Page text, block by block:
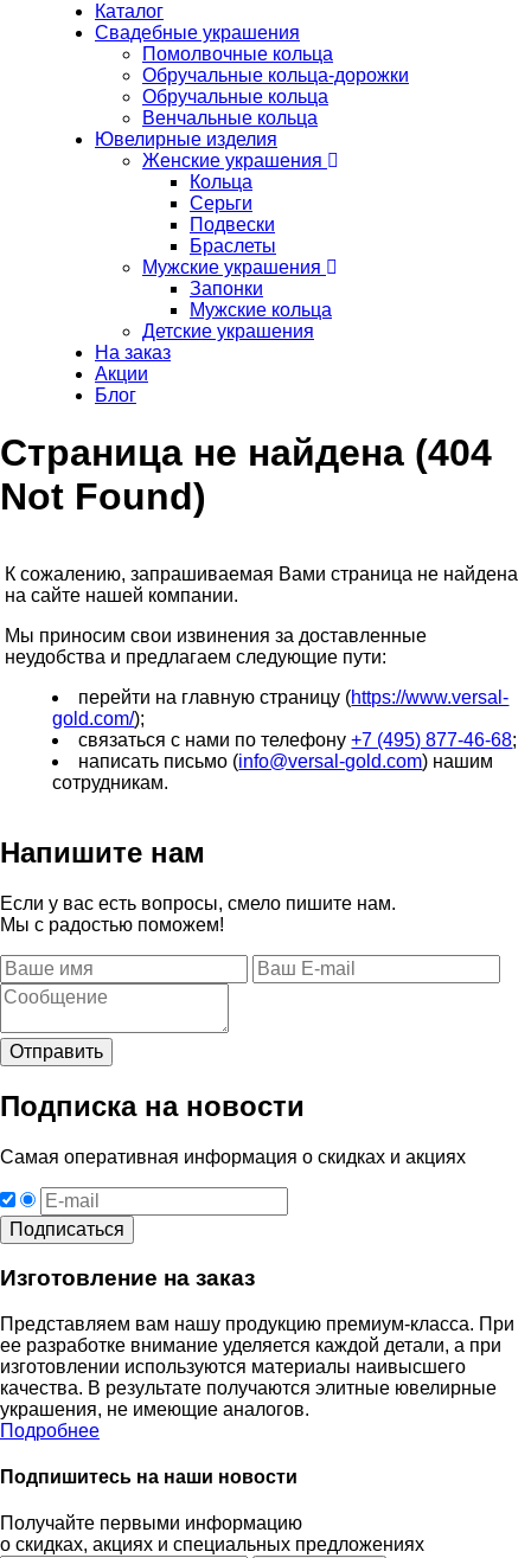
Каталог
Свадебные украшения
Помолвочные кольца
Обручальные кольца-дорожки
Обручальные кольца
Венчальные кольца
Ювелирные изделия
Женские украшения
Кольца
Серьги
Подвески
Браслеты
Мужские украшения
Запонки
Мужские кольца
Детские украшения
На заказ
Акции
Блог
Страница не найдена (404
Not Found)
К сожалению, запрашиваемая Вами страница не найдена
на сайте нашей компании.
Мы приносим свои извинения за доставленные
неудобства и предлагаем следующие пути:
перейти на главную страницу (https://www.versal-
gold.com/);
связаться с нами по телефону+7 (495) 877-46-68;
написать письмо (info@versal-gold.com) нашим
сотрудникам.
Напишите нам
Если у вас есть вопросы, смело пишите нам.
Мы с радостью поможем!
Подписка на новости
Самая оперативная информация о скидках и акциях
Изготовление на заказ
Представляем вам нашу продукцию премиум-класса. При
ее разработке внимание уделяется каждой детали, а при
изготовлении используются материалы наивысшего
качества. В результате получаются элитные ювелирные
украшения, не имеющие аналогов.
Подробнее
Подпишитесь на наши новости
Получайте первыми информацию
о скидках, акциях и специальных предложениях